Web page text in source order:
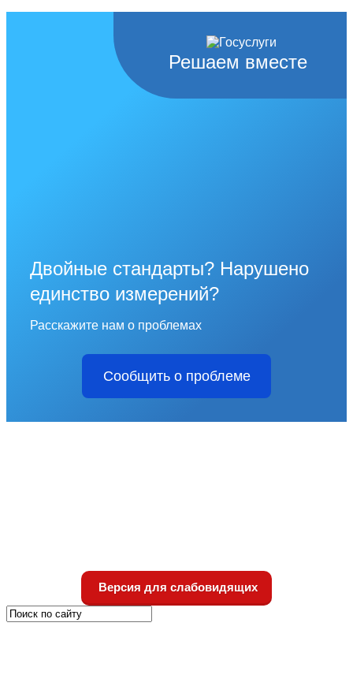
Решаем вместе
Двойные стандарты? Нарушено
единство измерений?
Расскажите нам о проблемах
Сообщить о проблеме
Версия для слабовидящих